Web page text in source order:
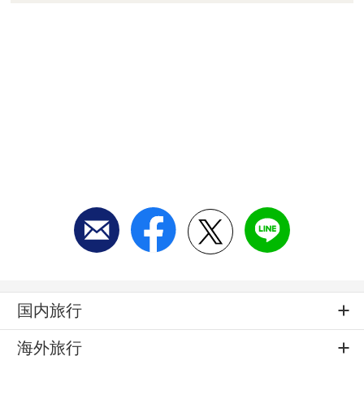
国内旅行
海外旅行